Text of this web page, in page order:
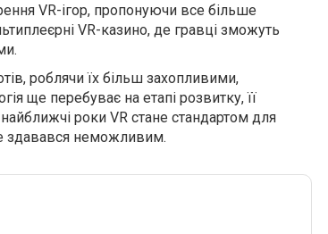
VR-ігор, пропонуючи все більше
VR-казино, де гравці зможуть
роблячи їх більш захопливими,
ще перебуває на етапі розвитку, її
роки VR стане стандартом для
здавався неможливим.